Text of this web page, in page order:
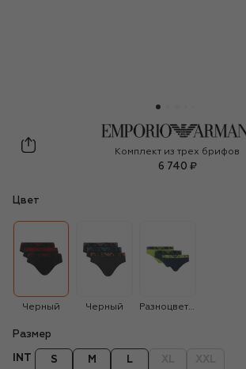
Emporio Armani
Комплект из трех брифов
6 740 ₽
Цвет
Черный Черный Разноцветный
Размер
INT S M L